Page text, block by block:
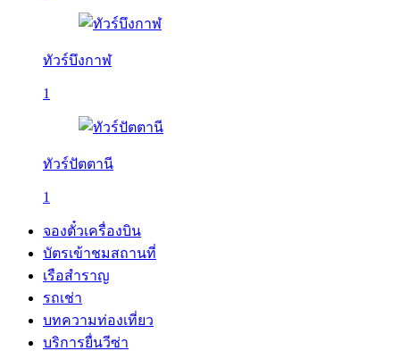
ทัวร์บึงกาฬ
1
ทัวร์ปัตตานี
1
จองตั๋วเครื่องบิน
บัตรเข้าชมสถานที่
เรือสำราญ
รถเช่า
บทความท่องเที่ยว
บริการยื่นวีซ่า